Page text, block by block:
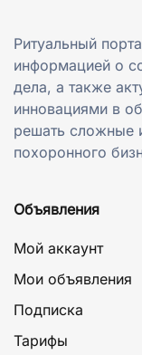
Ритуальный
информацией о
дела, а также
инновациями в
решать сложные
похоронного
Объявления
Мой аккаунт
Мои объявления
Подписка
Тарифы